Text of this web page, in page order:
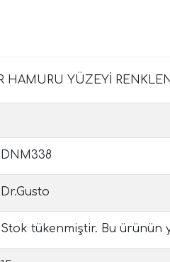
HAMURU YÜZEYİ
DNM338
Dr.Gusto
Stok tükenmiştir. Bu ürünün